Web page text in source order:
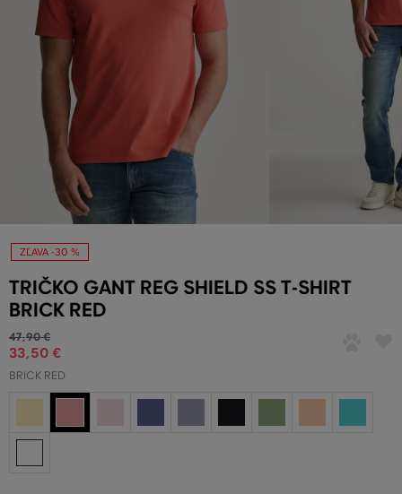
ZĽAVA -30 %
TRIČKO GANT REG SHIELD SS T-SHIRT
BRICK RED
47,90 €
33,50 €
BRICK RED